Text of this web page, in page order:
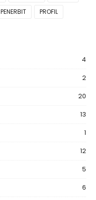
PENERBIT
PROFIL
4
2
20
13
1
12
5
6